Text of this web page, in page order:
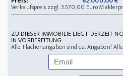
Verkaufspreis zzgl. 3.570,00 Euro
ZU DIESER IMMOBILIE LIEGT DERZEIT
IN VORBEREITUNG.
Alle Flächenangaben sind ca.-Angaben!